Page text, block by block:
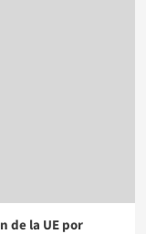
de la UE por